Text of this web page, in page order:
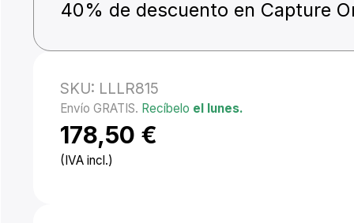
40% de descuento en Capture
SKU: LLLR815
Envío GRATIS. Recíbelo el lunes.
178,50 €
(IVA incl.)